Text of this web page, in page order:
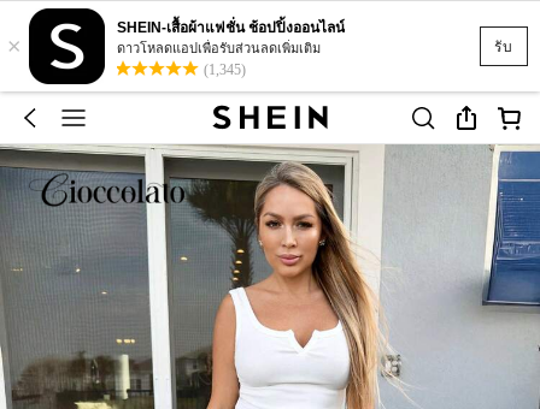
รับ
×
SHEIN-เสื้อผ้าแฟชั่น ช้อปปิ้งออนไลน์
ดาวโหลดแอปเพื่อรับส่วนลดเพิ่มเติม
(1,345)